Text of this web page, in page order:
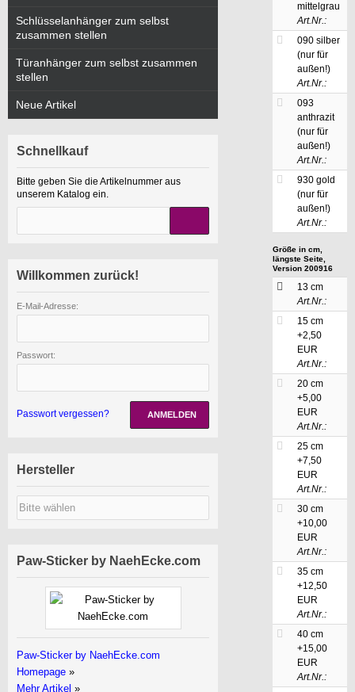
mittelgrau
Art.Nr.:
090 silber
(nur für
außen!)
Art.Nr.:
093
anthrazit
(nur für
außen!)
Art.Nr.:
930 gold
(nur für
außen!)
Art.Nr.:
Größe in cm,
längste Seite,
Version 200916
13 cm
Art.Nr.:
15 cm
+2,50
EUR
Art.Nr.:
20 cm
+5,00
EUR
Art.Nr.:
25 cm
+7,50
EUR
Art.Nr.:
30 cm
+10,00
EUR
Art.Nr.:
35 cm
+12,50
EUR
Art.Nr.:
40 cm
+15,00
EUR
Art.Nr.:
Schlüsselanhänger zum selbst
zusammen stellen
Türanhänger zum selbst zusammen
stellen
Neue Artikel
Schnellkauf
Bitte geben Sie die Artikelnummer aus
unserem Katalog ein.
Willkommen zurück!
E-Mail-Adresse:
Passwort:
Passwort vergessen? ANMELDEN
Hersteller
Paw-Sticker by NaehEcke.com
Paw-Sticker by NaehEcke.com
Homepage »
Mehr Artikel »